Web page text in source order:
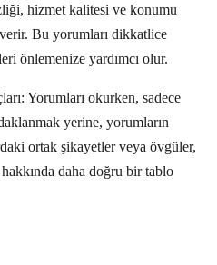
hizmet kalitesi ve konumu
Bu yorumları dikkatlice
önlemenize yardımcı olur.
Yorumları okurken, sadece
yerine, yorumların
ortak şikayetler veya övgüler,
daha doğru bir tablo